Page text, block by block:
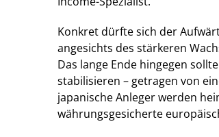
Konkret dürfte sich der
angesichts des stärkeren
Das lange Ende hingegen
stabilisieren – getragen von
japanische Anleger werden
währungsgesicherte